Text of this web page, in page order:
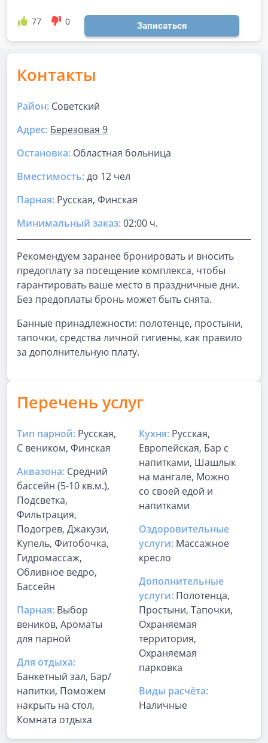
77 0 Записаться
Контакты
Район: Советский
Адрес: Березовая 9
Остановка: Областная больница
Вместимость:до 12 чел
Парная: Русская, Финская
Минимальный заказ:02:00 ч.
Рекомендуем заранее бронировать и вносить
предоплату за посещение комплекса, чтобы
гарантировать ваше место в праздничные дни.
Без предоплаты бронь может быть снята.
Банные принадлежности: полотенце, простыни,
тапочки, средства личной гигиены, как правило
за дополнительную плату.
Перечень услуг
Тип парной: Русская,
С веником, Финская
Аквазона: Средний
бассейн (5-10 кв.м.),
Подсветка,
Фильтрация,
Подогрев, Джакузи,
Купель, Фитобочка,
Гидромассаж,
Обливное ведро,
Бассейн
Парная: Выбор
веников, Ароматы
для парной
Для отдыха:
Банкетный зал, Бар/
напитки, Поможем
накрыть на стол,
Комната отдыха
Кухня: Русская,
Европейская, Бар с
напитками, Шашлык
на мангале, Можно
со своей едой и
напитками
Оздоровительные
услуги: Массажное
кресло
Дополнительные
услуги: Полотенца,
Простыни, Тапочки,
Охраняемая
территория,
Охраняемая
парковка
Виды расчёта:
Наличные